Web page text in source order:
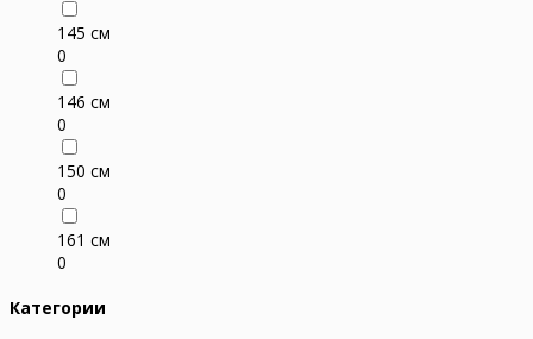
145 см
0
146 см
0
150 см
0
161 см
0
Категории